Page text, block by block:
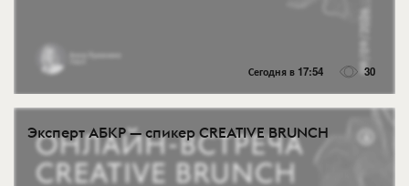
Сегодня в 17:54 30
Эксперт АБКР — спикер CREATIVE BRUNCH